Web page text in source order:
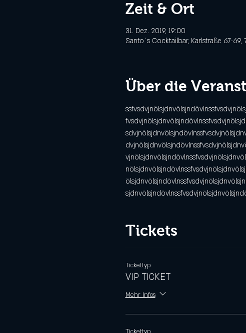
Zeit & Ort
31. Dez. 2019, 19:00
Santo´s Cocktailbar, Karlstraße 67-69,
Über die
Tickets
Tickettyp
VIP TICKET
Mehr Infos